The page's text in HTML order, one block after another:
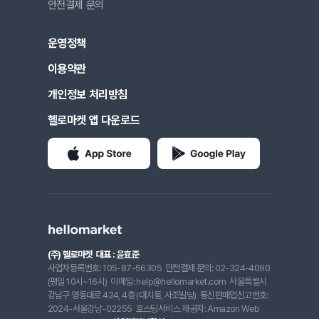
안전결제 문의
운영정책
이용약관
개인정보 처리방침
헬로마켓 앱 다운로드
(주) 헬로마켓 대표 : 윤효준
사업자등록번호: 105-87-56305 안전결제 문의: 02-324-4090
(평일 10시~16시) 이메일: help@hellomarket.com 서울특별시
강남구 영동대로 424, 4층 (대치동, 사조빌딩) 통신판매업신고번호:
2024-서울강남-02255 호스팅서비스 제공자: Amazon Web